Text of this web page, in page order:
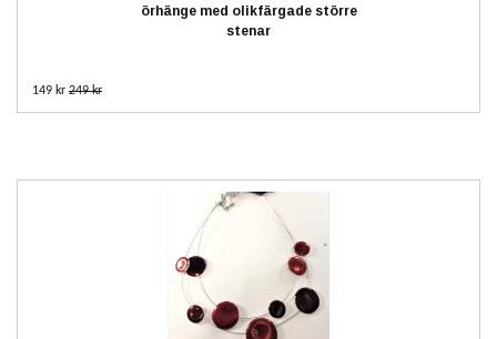
örhänge med olikfärgade större
stenar
149 kr 249 kr